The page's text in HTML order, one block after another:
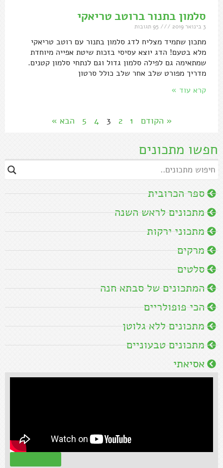
חפשו מתכונים
ספר הכרובית
מתכונים לראש השנה
מתכוני ירקות
מרקים
סלטים
המתכונים של סבתא חנה
הכי פופולריים
מתכונים ללא גלוטן
מתכונים טבעוניים
אסיאתי
סלמון בתנור ברוטב טריאקי
3 בינואר 2019
מתכון שתמיד מצליח לדג סלמון בתנור עם רוטב טריאקי
מלא בטעם! הדג יוצא עסיסי בזכות שיטת אפייה מיוחדת
שמתאימה גם לפילה סלמון גדול וגם לנתחי סלמון קטנים.
מדריך מפורט שלב אחר שלב כולל סרטון
קרא עוד »
« הקודם 1
2
3
4
5 הבא »